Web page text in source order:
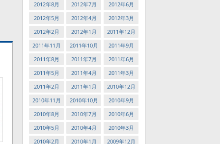
2012年8月
2012年7月
2012年6月
2012年5月
2012年4月
2012年3月
2012年2月
2012年1月
2011年12月
2011年11月
2011年10月
2011年9月
2011年8月
2011年7月
2011年6月
2011年5月
2011年4月
2011年3月
2011年2月
2011年1月
2010年12月
2010年11月
2010年10月
2010年9月
2010年8月
2010年7月
2010年6月
2010年5月
2010年4月
2010年3月
2010年2月
2010年1月 2009年12月